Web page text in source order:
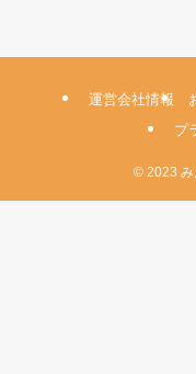
運営会社情報
プ
©2023 み